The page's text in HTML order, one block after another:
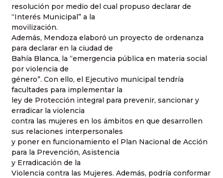
resolución por medio del cual propuso declarar de
“Interés Municipal” a la
movilización.
Además, Mendoza elaboró un proyecto de ordenanza
para declarar en la ciudad de
Bahía Blanca, la “emergencia pública en materia social
por violencia de
género”. Con ello, el Ejecutivo municipal tendría
facultades para implementar la
ley de Protección integral para prevenir, sancionar y
erradicar la violencia
contra las mujeres en los ámbitos en que desarrollen
sus relaciones interpersonales
y poner en funcionamiento el Plan Nacional de Acción
para la Prevención, Asistencia
y Erradicación de la
Violencia contra las Mujeres. Además, podría conformar